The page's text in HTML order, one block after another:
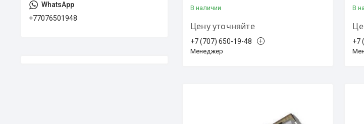
В наличии
Цену уточняйте
+7 (707) 650-19-48
Менеджер
В
+7
+77076501948